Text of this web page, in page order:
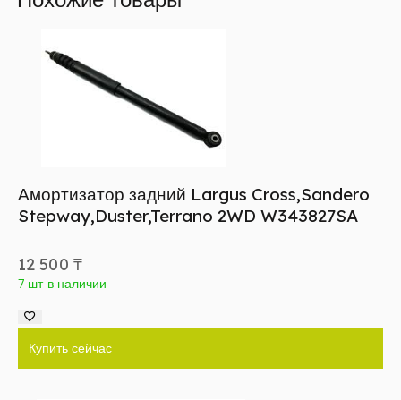
Амортизатор задний Largus Cross,Sandero
Stepway,Duster,Terrano 2WD W343827SA
12 500 ₸
7 шт в наличии
Купить сейчас